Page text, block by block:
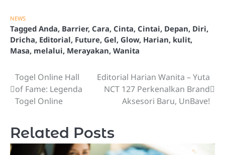
NEWS
Tagged Anda, Barrier, Cara, Cinta, Cintai, Depan, Diri,
Dricha, Editorial, Future, Gel, Glow, Harian, kulit,
Masa, melalui, Merayakan, Wanita
Post
navigation
Togel Online Hall
of Fame: Legenda
Togel Online
Editorial Harian Wanita – Yuta
NCT 127 Perkenalkan Brand
Aksesori Baru, UnBave!
Related Posts